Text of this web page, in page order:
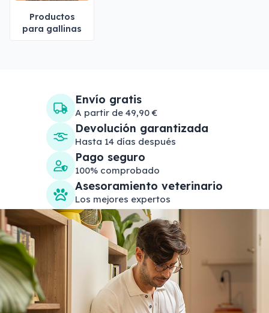
Productos
para gallinas
Envío gratis
A partir de 49,90 €
Devolución garantizada
Hasta 14 días después
Pago seguro
100% comprobado
Asesoramiento veterinario
Los mejores expertos